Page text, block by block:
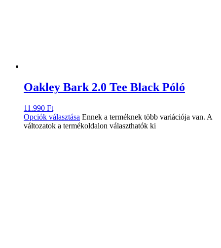
Oakley Bark 2.0 Tee Black Póló
11.990 Ft
Opciók választása Ennek a terméknek több variációja van. A
változatok a termékoldalon választhatók ki